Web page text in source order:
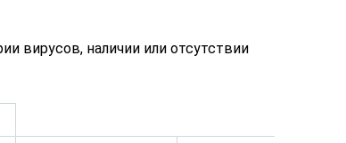
вирусов, наличии или отсутствии